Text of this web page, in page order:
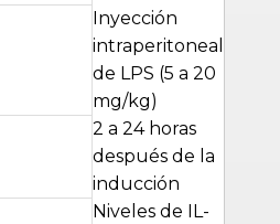
Inyección
intraperitoneal
de LPS (5 a 20
mg/kg)
2 a 24 horas
después de la
inducción
Niveles de IL-